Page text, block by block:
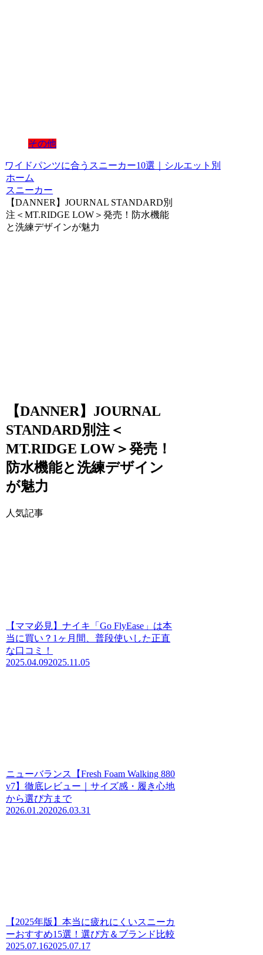
その他
ワイドパンツに合うスニーカー10選｜シルエット別
ホーム
スニーカー
【DANNER】JOURNAL STANDARD別
注＜MT.RIDGE LOW＞発売！防水機能
と洗練デザインが魅力
【DANNER】JOURNAL
STANDARD別注＜
MT.RIDGE LOW＞発売！
防水機能と洗練デザイン
が魅力
人気記事
【ママ必見】ナイキ「Go FlyEase」は本
当に買い？1ヶ月間、普段使いした正直
な口コミ！
2025.04.092025.11.05
ニューバランス【Fresh Foam Walking 880
v7】徹底レビュー｜サイズ感・履き心地
から選び方まで
2026.01.202026.03.31
【2025年版】本当に疲れにくいスニーカ
ーおすすめ15選！選び方＆ブランド比較
2025.07.162025.07.17